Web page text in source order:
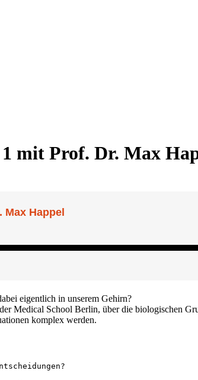
mit Prof. Dr. Max
eigentlich in unserem Gehirn?
Medical School Berlin, über die biologischen
komplex werden.